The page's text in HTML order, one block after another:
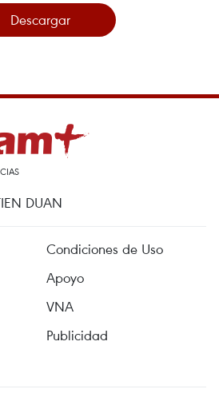
Descargar
DUAN
Condiciones de Uso
Apoyo
VNA
Publicidad